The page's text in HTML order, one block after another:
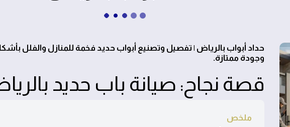
حداد أبواب بالرياض | تفصيل وتصنيع أبواب حديد فخمة للمنازل والفلل
وجودة ممتازة.
قصة نجاح: صيانة باب حديد بالرياض
ملخص